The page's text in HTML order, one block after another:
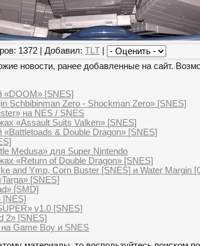
1372 | Добавил: TLT
новости, ранее добавленные на сайт.
«DOOM» [SNES]
Schbibinman Zero - Shockman Zero» [SNES]
на NES / SNES
«Assault Suits Valken» [SNES]
«Battletoads & Double Dragon» [SNES]
Medusa» для Super Nintendo
«Return of Double Dragon» [SNES]
and Ymp, Corn Buster [SNES] и Water Margin
[SNES]
[SMD]
[NES]
v1.0 [SNES]
2» [SNES]
Game Boy и SNES